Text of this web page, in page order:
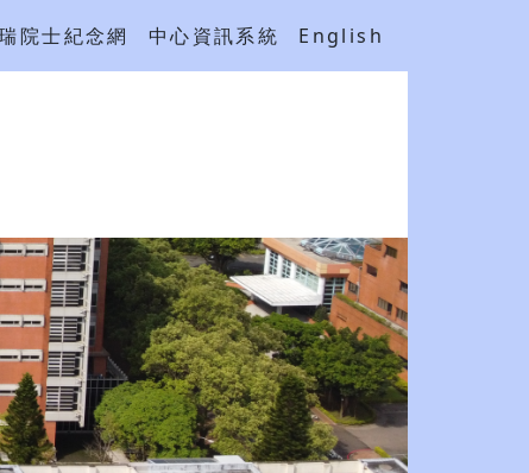
院士紀念網 中心資訊系統 English